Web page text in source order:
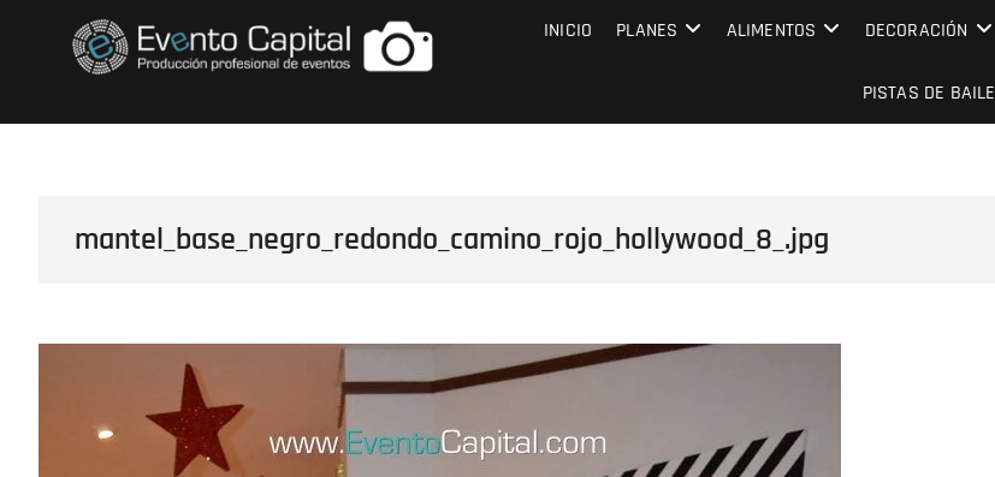
FOTOS GRUPO EMPRESARIAL EVENTO CAPITAL
INICIO PLANES ALIMENTOS DECORACIÓN
PISTAS DE BAILE
mantel_base_negro_redondo_camino_rojo_hollywood_8_.jpg